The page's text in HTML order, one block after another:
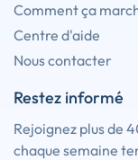
Comment ça
Centre d'aide
Nous contacter
Restez informé
Rejoignez plus de
chaque semaine